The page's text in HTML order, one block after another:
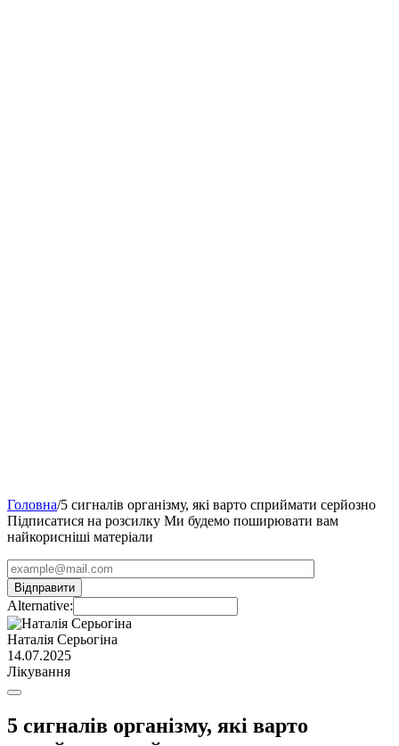
Головна/5 сигналів організму, які варто сприймати серйозно
Підписатися на розсилку Ми будемо поширювати вам
найкорисніші матеріали
Alternative:
Наталія Серьогіна
14.07.2025
Лікування
5 сигналів організму, які варто